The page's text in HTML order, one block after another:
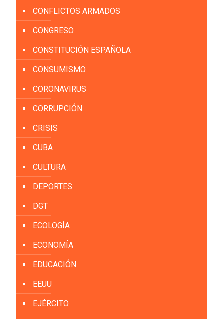
CONFLICTOS ARMADOS
CONGRESO
CONSTITUCIÓN ESPAÑOLA
CONSUMISMO
CORONAVIRUS
CORRUPCIÓN
CRISIS
CUBA
CULTURA
DEPORTES
DGT
ECOLOGÍA
ECONOMÍA
EDUCACIÓN
EEUU
EJÉRCITO